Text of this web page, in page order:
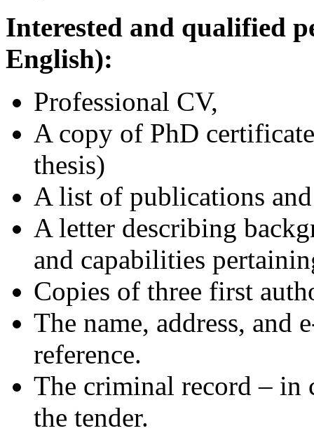
Interested and qualified
English):
Professional CV,
A copy of PhD
thesis)
A list of publications
A letter describing
and capabilities
Copies of three first
The name, address, and
reference.
The criminal record – in
the tender.